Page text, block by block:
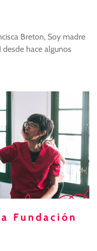
Breton, Soy madre
hace algunos
Fundación